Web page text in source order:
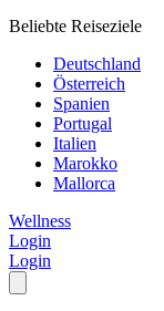
Beliebte Reiseziele
Deutschland
Österreich
Spanien
Portugal
Italien
Marokko
Mallorca
Wellness
Login
Login